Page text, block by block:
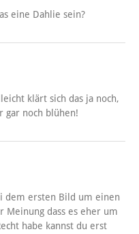
eine Dahlie sein?
klärt sich das ja noch,
gar noch blühen!
dem ersten Bild um einen
Meinung dass es eher um
habe kannst du erst